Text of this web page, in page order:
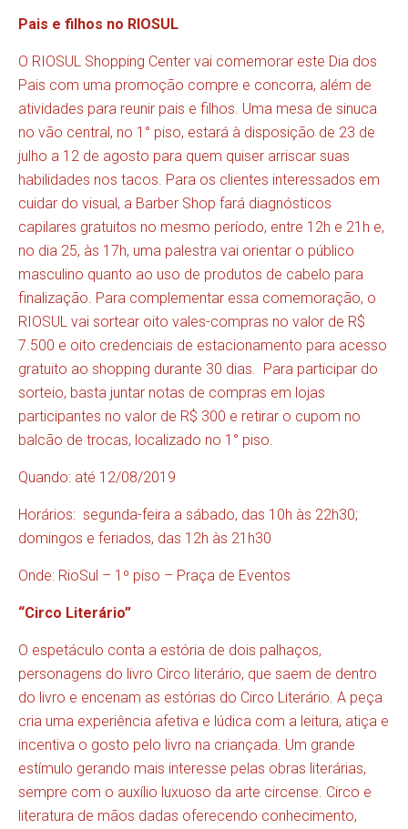
Pais e filhos no RIOSUL
O RIOSUL Shopping Center vai comemorar este Dia dos
Pais com uma promoção compre e concorra, além de
atividades para reunir pais e filhos. Uma mesa de sinuca
no vão central, no 1° piso, estará à disposição de 23 de
julho a 12 de agosto para quem quiser arriscar suas
habilidades nos tacos. Para os clientes interessados em
cuidar do visual, a Barber Shop fará diagnósticos
capilares gratuitos no mesmo período, entre 12h e 21h e,
no dia 25, às 17h, uma palestra vai orientar o público
masculino quanto ao uso de produtos de cabelo para
finalização. Para complementar essa comemoração, o
RIOSUL vai sortear oito vales-compras no valor de R$
7.500 e oito credenciais de estacionamento para acesso
gratuito ao shopping durante 30 dias. Para participar do
sorteio, basta juntar notas de compras em lojas
participantes no valor de R$ 300 e retirar o cupom no
balcão de trocas, localizado no 1° piso.
Quando: até 12/08/2019
Horários: segunda-feira a sábado, das 10h às 22h30;
domingos e feriados, das 12h às 21h30
Onde: RioSul – 1º piso – Praça de Eventos
“Circo Literário”
O espetáculo conta a estória de dois palhaços,
personagens do livro Circo literário, que saem de dentro
do livro e encenam as estórias do Circo Literário. A peça
cria uma experiência afetiva e lúdica com a leitura, atiça e
incentiva o gosto pelo livro na criançada. Um grande
estímulo gerando mais interesse pelas obras literárias,
sempre com o auxílio luxuoso da arte circense. Circo e
literatura de mãos dadas oferecendo conhecimento,